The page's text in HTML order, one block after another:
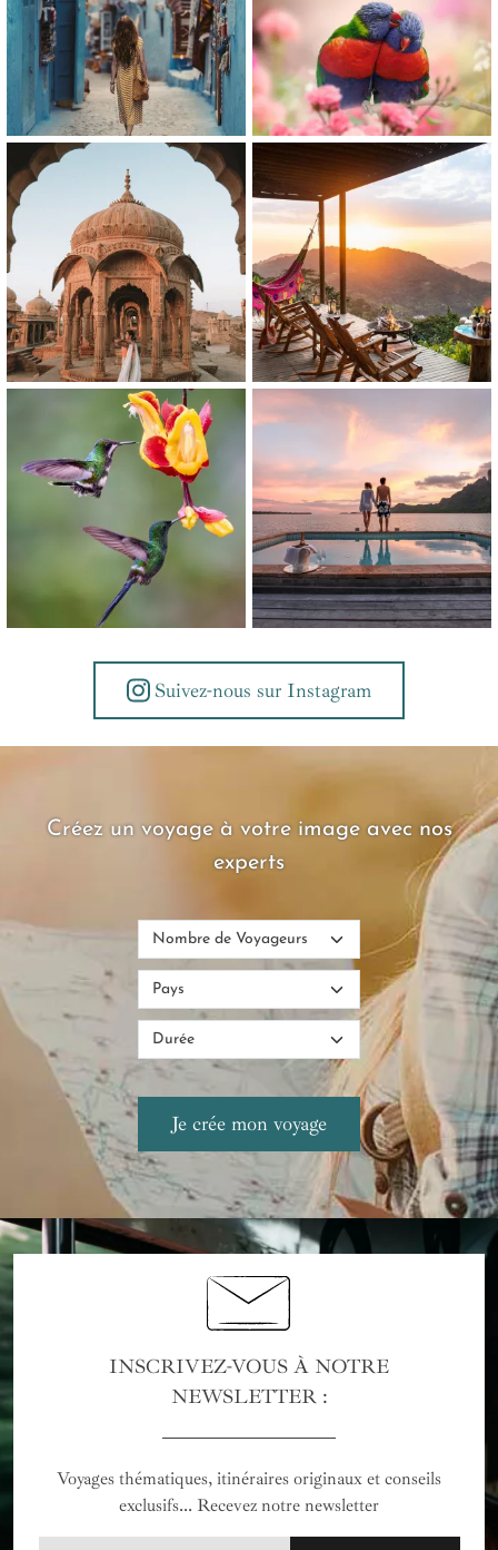
Suivez-nous sur Instagram
Créez un voyage à votre image avec nos
experts
INSCRIVEZ-VOUS À NOTRE
NEWSLETTER :
Voyages thématiques, itinéraires originaux et conseils
exclusifs... Recevez notre newsletter